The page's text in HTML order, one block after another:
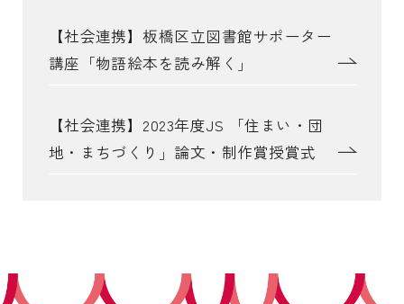
【社会連携】板橋区立図書館サポーター
講座「物語絵本を読み解く」
【社会連携】2023年度JS 「住まい・団
地・まちづくり」論文・制作賞授賞式